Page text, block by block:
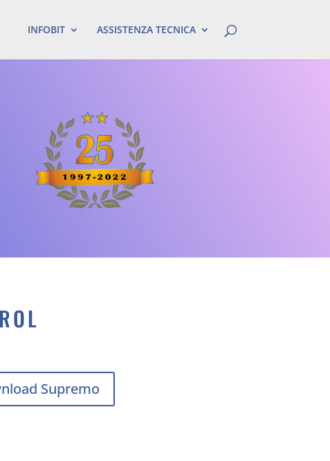
INFOBIT ASSISTENZA TECNICA
Supremo